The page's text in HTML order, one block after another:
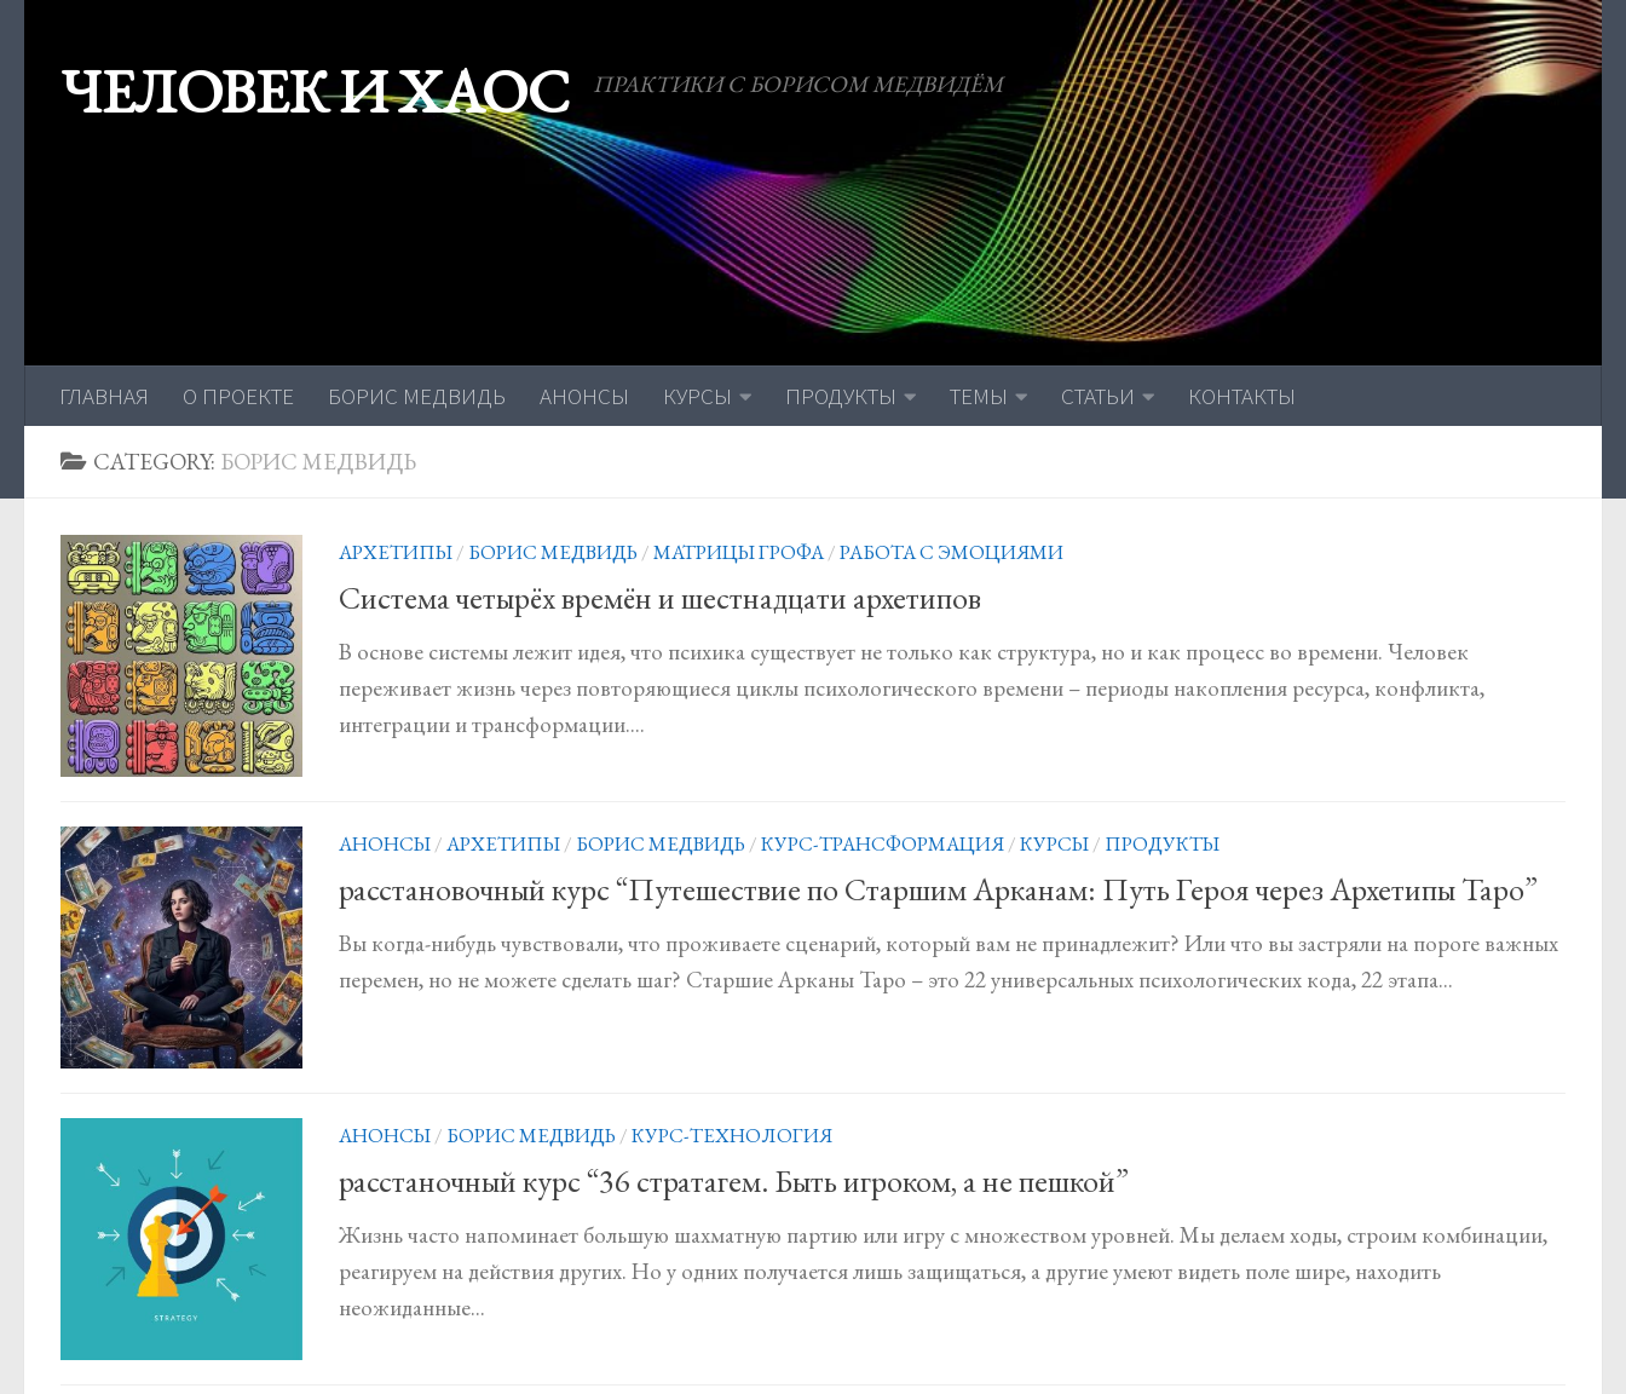
ЧЕЛОВЕК И ХАОС ПРАКТИКИ С БОРИСОМ МЕДВИДЁМ
ГЛАВНАЯ О ПРОЕКТЕ БОРИС МЕДВИДЬ АНОНСЫ КУРСЫ ПРОДУКТЫ ТЕМЫ СТАТЬИ КОНТАКТЫ
CATEGORY: БОРИС МЕДВИДЬ
АРХЕТИПЫ/ БОРИС МЕДВИДЬ /МАТРИЦЫ ГРОФА/РАБОТА С ЭМОЦИЯМИ
Система четырёх времён и шестнадцати архетипов
В основе системы лежит идея, что психика существует не только как структура, но и как процесс во времени. Человек
переживает жизнь через повторяющиеся циклы психологического времени – периоды накопления ресурса, конфликта,
интеграции и трансформации....
АНОНСЫ/АРХЕТИПЫ/ БОРИС МЕДВИДЬ /КУРС-ТРАНСФОРМАЦИЯ/КУРСЫ/ ПРОДУКТЫ
расстановочный курс “Путешествие по Старшим Арканам: Путь Героя через Архетипы Таро”
Вы когда-нибудь чувствовали, что проживаете сценарий, который вам не принадлежит? Или что вы застряли на пороге важных
перемен, но не можете сделать шаг? Старшие Арканы Таро – это 22 универсальных психологических кода, 22 этапа...
АНОНСЫ/ БОРИС МЕДВИДЬ /КУРС-ТЕХНОЛОГИЯ
расстаночный курс “36 стратагем. Быть игроком, а не пешкой”
Жизнь часто напоминает большую шахматную партию или игру с множеством уровней. Мы делаем ходы, строим комбинации,
реагируем на действия других. Но у одних получается лишь защищаться, а другие умеют видеть поле шире, находить
неожиданные...